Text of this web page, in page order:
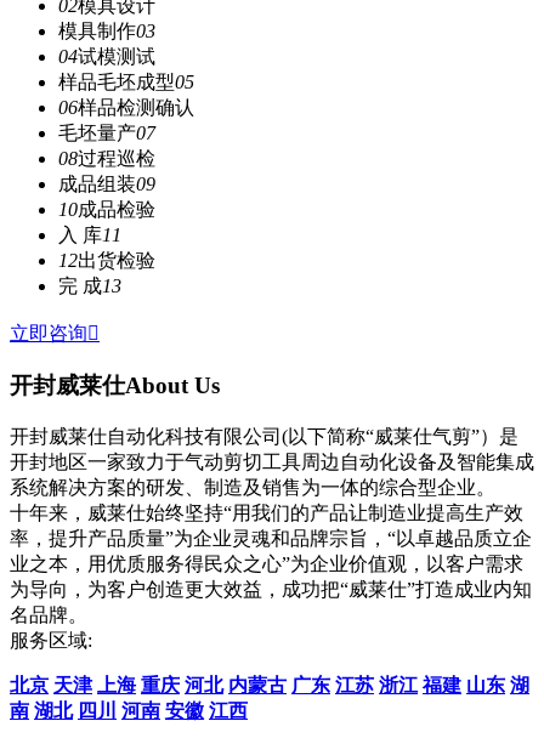
02模具设计
模具制作03
04试模测试
样品毛坯成型05
06样品检测确认
毛坯量产07
08过程巡检
成品组装09
10成品检验
入 库11
12出货检验
完 成13
立即咨询
开封威莱仕About Us
开封威莱仕自动化科技有限公司(以下简称“威莱仕气剪”）是
开封地区一家致力于气动剪切工具周边自动化设备及智能集成
系统解决方案的研发、制造及销售为一体的综合型企业。
十年来，威莱仕始终坚持“用我们的产品让制造业提高生产效
率，提升产品质量”为企业灵魂和品牌宗旨，“以卓越品质立企
业之本，用优质服务得民众之心”为企业价值观，以客户需求
为导向，为客户创造更大效益，成功把“威莱仕”打造成业内知
名品牌。
服务区域:
北京 天津 上海 重庆 河北 内蒙古 广东 江苏 浙江 福建 山东 湖
南 湖北 四川 河南 安徽 江西